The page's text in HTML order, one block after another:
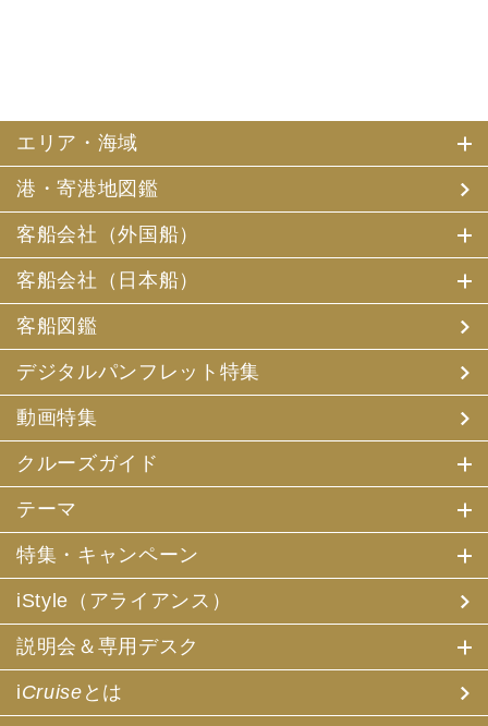
エリア・海域
港・寄港地図鑑
客船会社（外国船）
客船会社（日本船）
客船図鑑
デジタルパンフレット特集
動画特集
クルーズガイド
テーマ
特集・キャンペーン
iStyle（アライアンス）
説明会＆専用デスク
iCruise とは